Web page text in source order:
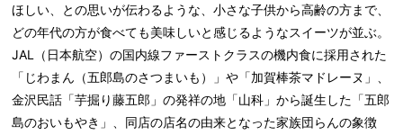
ほしい、との思いが伝わるような、小さな子供から高齢の方まで、
どの年代の方が食べても美味しいと感じるようなスイーツが並ぶ。
JAL（日本航空）の国内線ファーストクラスの機内食に採用された
「じわまん（五郎島のさつまいも）」や「加賀棒茶マドレーヌ」、
金沢民話「芋掘り藤五郎」の発祥の地「山科」から誕生した「五郎
島のおいもやき」、同店の店名の由来となった家族団らんの象徴